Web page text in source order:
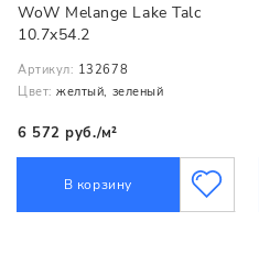
WoW Melange Lake Talc
10.7x54.2
Артикул: 132678
Цвет: желтый, зеленый
6 572 руб./м²
В корзину